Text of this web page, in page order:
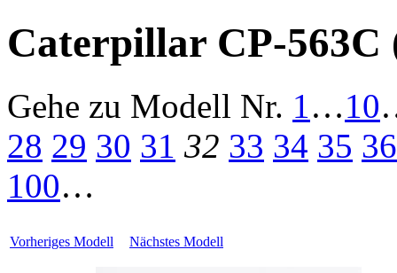
Caterpillar CP-563C
Gehe zu Modell Nr. 1…10
28 29 30 31 32 33 34 35 36
100…
Vorheriges Modell Nächstes Modell